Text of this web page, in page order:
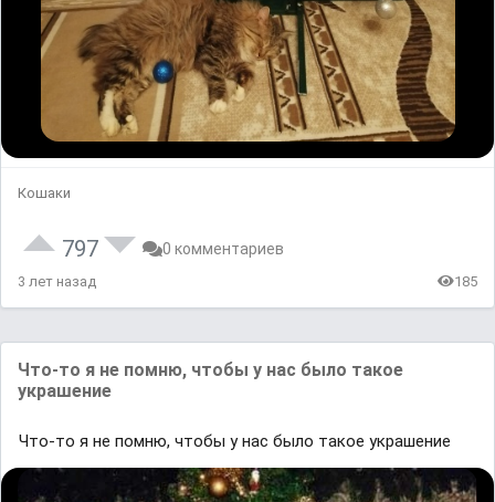
Кошаки
797 0 комментариев
3 лет назад 185
Что-то я не помню, чтобы у нас было такое
украшение
Что-то я не помню, чтобы у нас было такое украшение